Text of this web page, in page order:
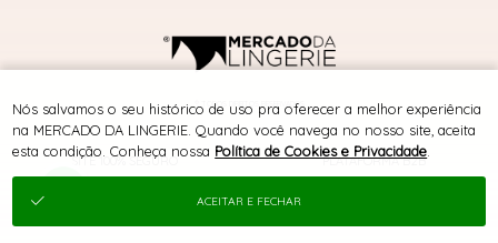
SITE 100% SEGURO PLATAFORMA B2B
® TODOS DIREITOS RESERVADOS
Nós salvamos o seu histórico de uso pra oferecer a melhor experiência
na MERCADO DA LINGERIE. Quando você navega no nosso site, aceita
esta condição. Conheça nossa Política de Cookies e Privacidade
ACEITAR E FECHAR